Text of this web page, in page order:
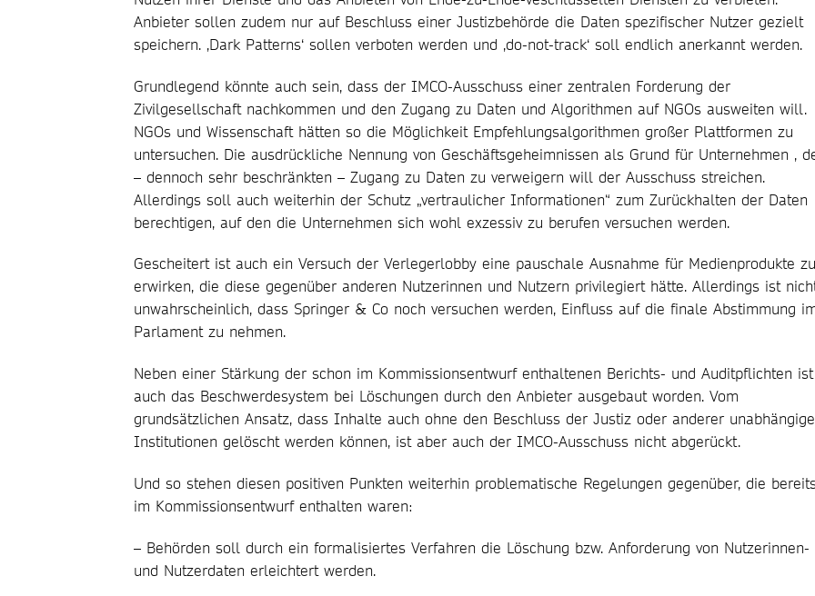
Anbieter sollen zudem nur auf Beschluss einer Justizbehörde die Daten spezifischer Nutzer gezielt
speichern. ‚Dark Patterns‘ sollen verboten werden und ‚do-not-track‘ soll endlich anerkannt werden.
Grundlegend könnte auch sein, dass der IMCO-Ausschuss einer zentralen Forderung der
Zivilgesellschaft nachkommen und den Zugang zu Daten und Algorithmen auf NGOs ausweiten will.
NGOs und Wissenschaft hätten so die Möglichkeit Empfehlungsalgorithmen großer Plattformen zu
untersuchen. Die ausdrückliche Nennung von Geschäftsgeheimnissen als Grund für Unternehmen ,
– dennoch sehr beschränkten – Zugang zu Daten zu verweigern will der Ausschuss streichen.
Allerdings soll auch weiterhin der Schutz „vertraulicher Informationen“ zum Zurückhalten der Daten
berechtigen, auf den die Unternehmen sich wohl exzessiv zu berufen versuchen werden.
Gescheitert ist auch ein Versuch der Verlegerlobby eine pauschale Ausnahme für Medienprodukte zu
erwirken, die diese gegenüber anderen Nutzerinnen und Nutzern privilegiert hätte. Allerdings ist
unwahrscheinlich, dass Springer & Co noch versuchen werden, Einfluss auf die finale Abstimmung
Parlament zu nehmen.
Neben einer Stärkung der schon im Kommissionsentwurf enthaltenen Berichts- und Auditpflichten ist
auch das Beschwerdesystem bei Löschungen durch den Anbieter ausgebaut worden. Vom
grundsätzlichen Ansatz, dass Inhalte auch ohne den Beschluss der Justiz oder anderer
Institutionen gelöscht werden können, ist aber auch der IMCO-Ausschuss nicht abgerückt.
Und so stehen diesen positiven Punkten weiterhin problematische Regelungen gegenüber, die
im Kommissionsentwurf enthalten waren:
– Behörden soll durch ein formalisiertes Verfahren die Löschung bzw. Anforderung von Nutzerinnen-
und Nutzerdaten erleichtert werden.